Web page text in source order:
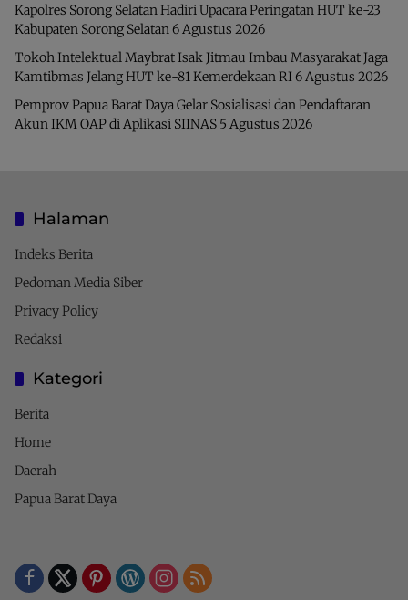
Kapolres Sorong Selatan Hadiri Upacara Peringatan HUT ke-23
Kabupaten Sorong Selatan 6 Agustus 2026
Tokoh Intelektual Maybrat Isak Jitmau Imbau Masyarakat Jaga
Kamtibmas Jelang HUT ke-81 Kemerdekaan RI 6 Agustus 2026
Pemprov Papua Barat Daya Gelar Sosialisasi dan Pendaftaran
Akun IKM OAP di Aplikasi SIINAS 5 Agustus 2026
Halaman
Indeks Berita
Pedoman Media Siber
Privacy Policy
Redaksi
Kategori
Berita
Home
Daerah
Papua Barat Daya